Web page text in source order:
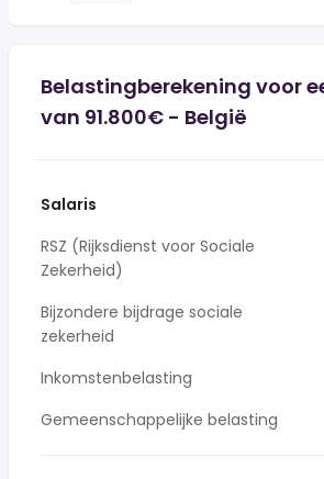
Belastingberekening voor
van 91.800€ - België
Salaris
RSZ (Rijksdienst voor Sociale
Zekerheid)
Bijzondere bijdrage sociale
zekerheid
Inkomstenbelasting
Gemeenschappelijke belasting